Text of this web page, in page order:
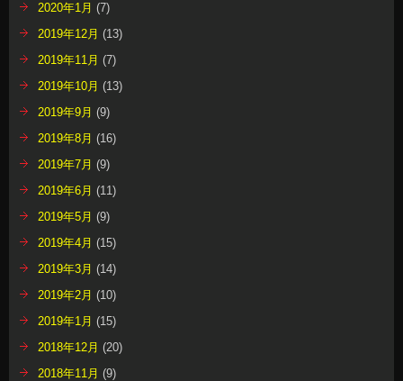
2020年1月 (7)
2019年12月 (13)
2019年11月 (7)
2019年10月 (13)
2019年9月 (9)
2019年8月 (16)
2019年7月 (9)
2019年6月 (11)
2019年5月 (9)
2019年4月 (15)
2019年3月 (14)
2019年2月 (10)
2019年1月 (15)
2018年12月 (20)
2018年11月 (9)